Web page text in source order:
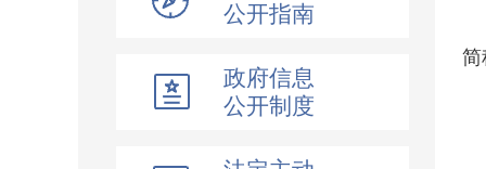
公开指南
政府信息
公开制度
简